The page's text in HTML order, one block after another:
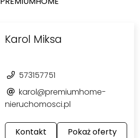
Karol Miksa
573157751
karol@premiumhome-
nieruchomosci.pl
Kontakt Pokaż oferty